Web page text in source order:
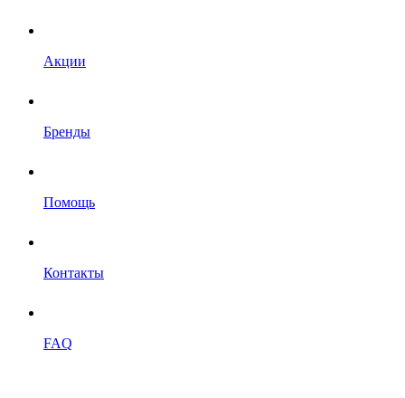
Акции
Бренды
Помощь
Контакты
FAQ